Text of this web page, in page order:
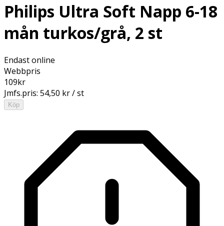
Philips Ultra Soft Napp 6-18
mån turkos/grå, 2 st
Endast online
Webbpris
109kr
Jmfs.pris: 54,50 kr / st
Köp